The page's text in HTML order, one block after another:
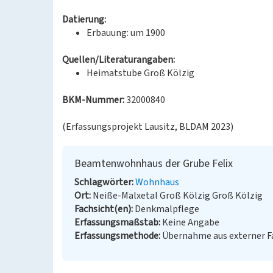
Datierung:
Erbauung: um 1900
Quellen/Literaturangaben:
Heimatstube Groß Kölzig
BKM-Nummer:32000840
(Erfassungsprojekt Lausitz, BLDAM 2023)
Beamtenwohnhaus der Grube Felix
Schlagwörter Wohnhaus
Ort Neiße-Malxetal Groß Kölzig Groß Kölzig
Fachsicht(en) Denkmalpflege
Erfassungsmaßstab Keine Angabe
Erfassungsmethode Übernahme aus externer